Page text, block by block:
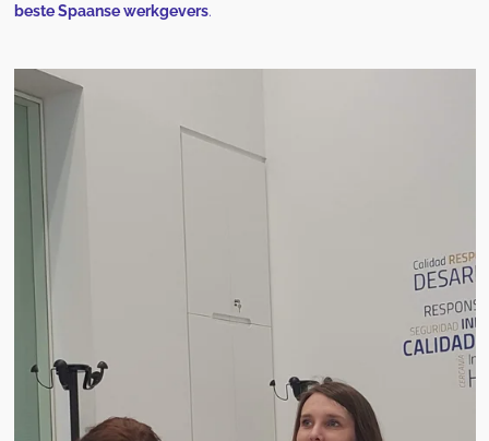
beste Spaanse werkgevers.